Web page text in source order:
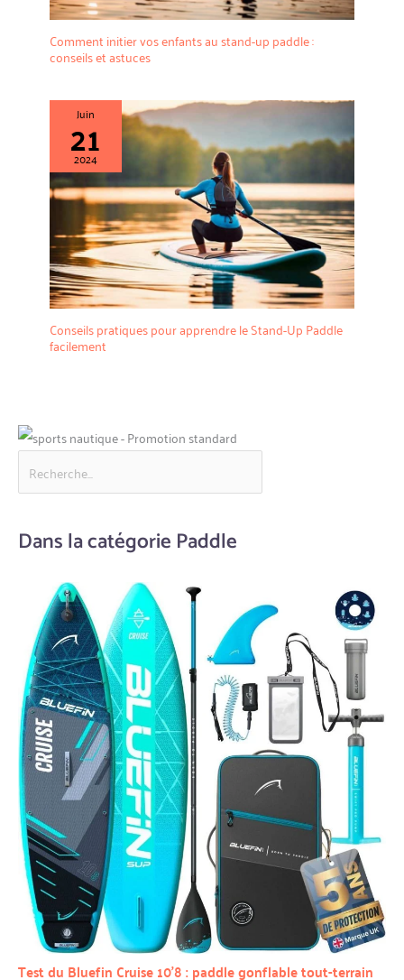
Comment initier vos enfants au stand-up paddle :
conseils et astuces
Juin
21
2024
Conseils pratiques pour apprendre le Stand-Up Paddle
facilement
Dans la catégorie Paddle
Test du Bluefin Cruise 10’8 : paddle gonflable tout-terrain